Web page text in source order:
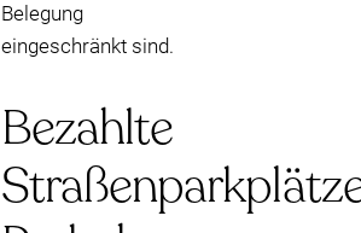
Belegung
eingeschränkt sind.
Bezahlte